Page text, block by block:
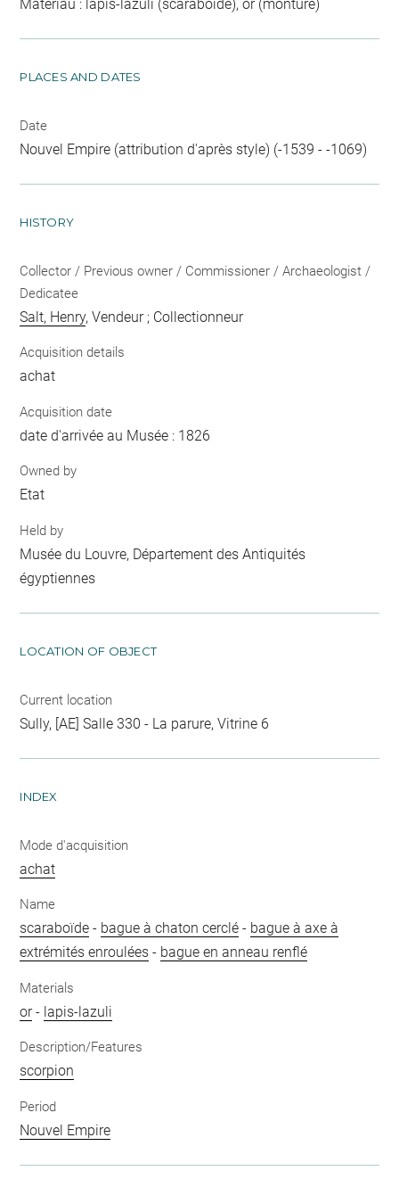
Matériau : lapis-lazuli (scaraboïde), or (monture)
PLACES AND DATES
Date
Nouvel Empire (attribution d'après style) (-1539 - -1069)
HISTORY
Collector / Previous owner / Commissioner / Archaeologist /
Dedicatee
Salt, Henry, Vendeur ; Collectionneur
Acquisition details
achat
Acquisition date
date d'arrivée au Musée : 1826
Owned by
Etat
Held by
Musée du Louvre, Département des Antiquités
égyptiennes
LOCATION OF OBJECT
Current location
Sully, [AE] Salle 330 - La parure, Vitrine 6
INDEX
Mode d'acquisition
achat
Name
scaraboïde - bague à chaton cerclé - bague à axe à
extrémités enroulées - bague en anneau renflé
Materials
or- lapis-lazuli
Description/Features
scorpion
Period
Nouvel Empire